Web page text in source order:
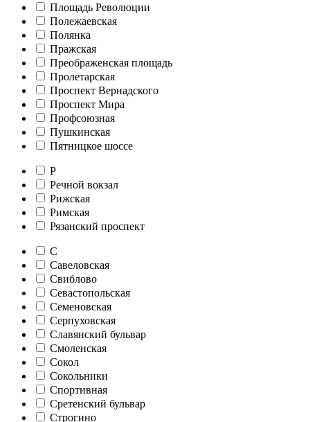
Площадь Революции
Полежаевская
Полянка
Пражская
Преображенская площадь
Пролетарская
Проспект Вернадского
Проспект Мира
Профсоюзная
Пушкинская
Пятницкое шоссе
Р
Речной вокзал
Рижская
Римская
Рязанский проспект
С
Савеловская
Свиблово
Севастопольская
Семеновская
Серпуховская
Славянский бульвар
Смоленская
Сокол
Сокольники
Спортивная
Сретенский бульвар
Строгино